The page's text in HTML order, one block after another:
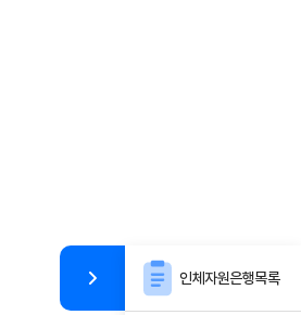
인체자원은행목록